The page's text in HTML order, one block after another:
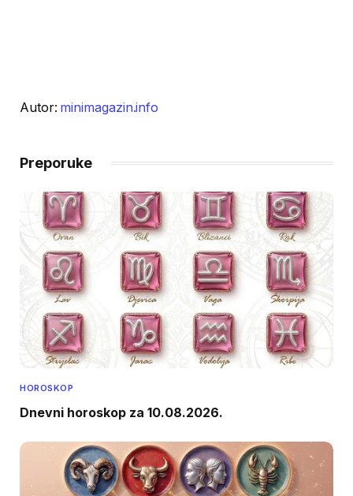
Autor: minimagazin.info
Preporuke
HOROSKOP
Dnevni horoskop za 10.08.2026.